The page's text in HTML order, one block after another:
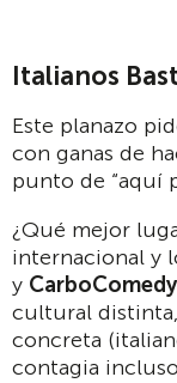
Italianos
Este planazo
con ganas de
punto de “aquí
¿Qué mejor
internacional y
y CarboComedy
cultural
concreta
contagia